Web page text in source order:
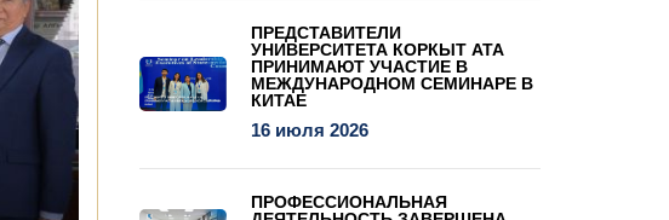
ПРЕДСТАВИТЕЛИ
УНИВЕРСИТЕТА КОРКЫТ АТА
ПРИНИМАЮТ УЧАСТИЕ В
МЕЖДУНАРОДНОМ СЕМИНАРЕ В
КИТАЕ
16 июля 2026
ПРОФЕССИОНАЛЬНАЯ